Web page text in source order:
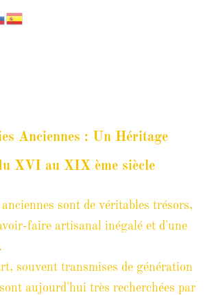
LISSIER
Anciennes : Un Héritage
XVI au XIX ème siècle
sont de véritables trésors,
faire artisanal inégalé et d'une
souvent transmises de génération
aujourd'hui très recherchées par